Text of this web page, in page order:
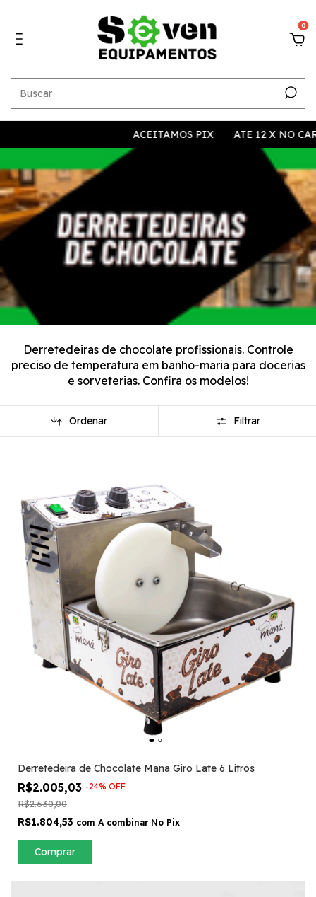
0
ACEITAMOS PIX ATE 12 X NO CARTAO
Derretedeiras de chocolate profissionais. Controle
preciso de temperatura em banho-maria para docerias
e sorveterias. Confira os modelos!
Ordenar Filtrar
Derretedeira de Chocolate Mana Giro Late 6 Litros
R$2.005,03 -24% OFF
R$2.630,00
R$1.804,53 com A combinar No Pix
Comprar